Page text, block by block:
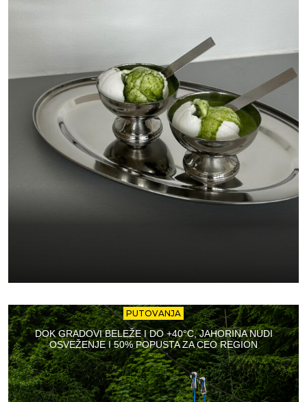
PUTOVANJA
DOK GRADOVI BELEŽE I DO +40°C, JAHORINA NUDI
OSVEŽENJE I 50% POPUSTA ZA CEO REGION